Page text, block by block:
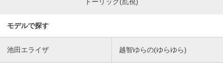
トーリック(乱視)
モデルで探す
池田エライザ 越智ゆらの(ゆらゆら)